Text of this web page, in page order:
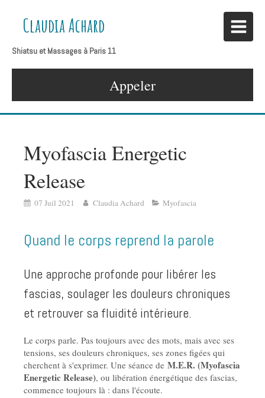
Claudia Achard
Shiatsu et Massages à Paris 11
Appeler
Myofascia Energetic
Release
07 Juil 2021 Claudia Achard Myofascia
Quand le corps reprend la parole
Une approche profonde pour libérer les
fascias, soulager les douleurs chroniques
et retrouver sa fluidité intérieure.
Le corps parle. Pas toujours avec des mots, mais avec ses
tensions, ses douleurs chroniques, ses zones figées qui
cherchent à s'exprimer. Une séance de M.E.R. (Myofascia
Energetic Release), ou libération énergétique des fascias,
commence toujours là : dans l'écoute.